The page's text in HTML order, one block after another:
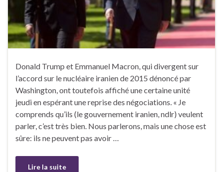
Donald Trump et Emmanuel Macron, qui divergent sur
l’accord sur le nucléaire iranien de 2015 dénoncé par
Washington, ont toutefois affiché une certaine unité
jeudi en espérant une reprise des négociations. « Je
comprends qu’ils (le gouvernement iranien, ndlr) veulent
parler, c’est très bien. Nous parlerons, mais une chose est
sûre: ils ne peuvent pas avoir …
Lire la suite